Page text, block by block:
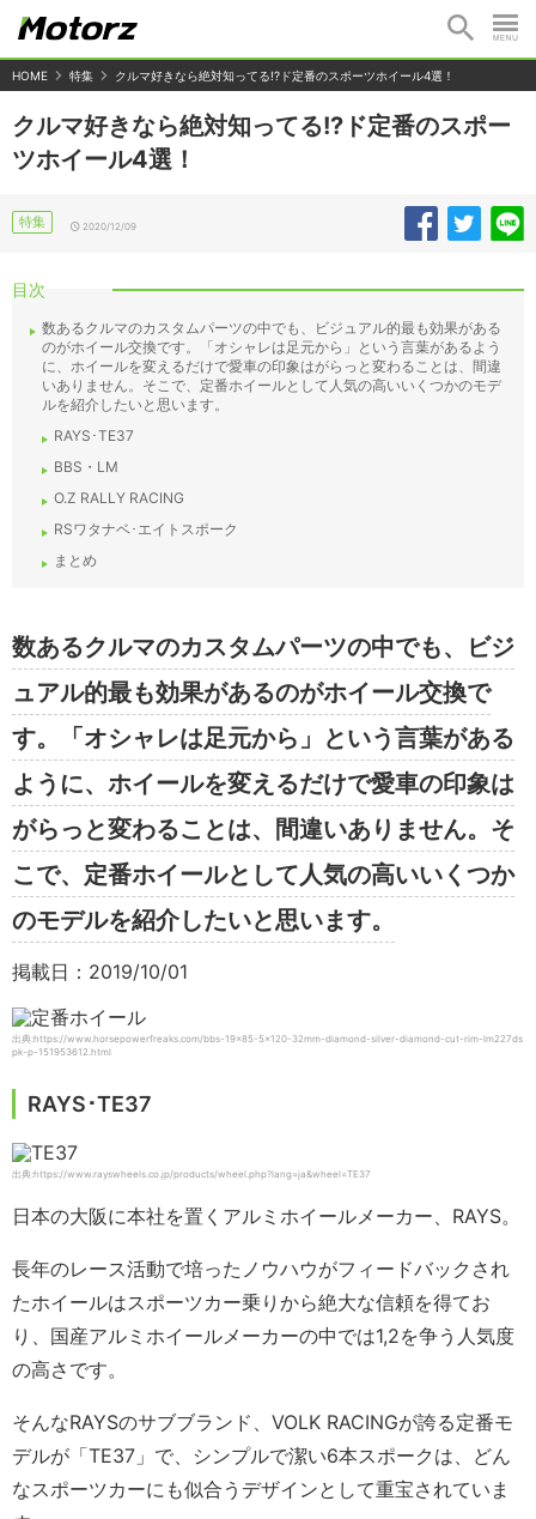
HOME 特集 クルマ好きなら絶対知ってる!?ド定番のスポーツホイール4選！
クルマ好きなら絶対知ってる!?ド定番のスポー
ツホイール4選！
特集 2020/12/09
目次
数あるクルマのカスタムパーツの中でも、ビジュアル的最も効果がある
のがホイール交換です。「オシャレは足元から」という言葉があるよう
に、ホイールを変えるだけで愛車の印象はがらっと変わることは、間違
いありません。そこで、定番ホイールとして人気の高いいくつかのモデ
ルを紹介したいと思います。
RAYS･TE37
BBS・LM
O.Z RALLY RACING
RSワタナベ･エイトスポーク
まとめ
数あるクルマのカスタムパーツの中でも、ビジ
ュアル的最も効果があるのがホイール交換で
す。「オシャレは足元から」という言葉がある
ように、ホイールを変えるだけで愛車の印象は
がらっと変わることは、間違いありません。そ
こで、定番ホイールとして人気の高いいくつか
のモデルを紹介したいと思います。
掲載日：2019/10/01
出典:https://www.horsepowerfreaks.com/bbs-19×85-5×120-32mm-diamond-silver-diamond-cut-rim-lm227ds
pk-p-151953612.html
RAYS･TE37
出典:https://www.rayswheels.co.jp/products/wheel.php?lang=ja&wheel=TE37
日本の大阪に本社を置くアルミホイールメーカー、RAYS。
長年のレース活動で培ったノウハウがフィードバックされ
たホイールはスポーツカー乗りから絶大な信頼を得てお
り、国産アルミホイールメーカーの中では1,2を争う人気度
の高さです。
そんなRAYSのサブブランド、VOLK RACINGが誇る定番モ
デルが「TE37」で、シンプルで潔い6本スポークは、どん
なスポーツカーにも似合うデザインとして重宝されていま